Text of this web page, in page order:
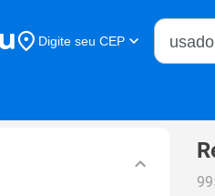
Digite seu CEP
Buscar